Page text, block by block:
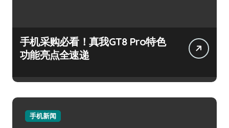
手机采购必看！真我GT8 Pro特色
功能亮点全速递
手机新闻